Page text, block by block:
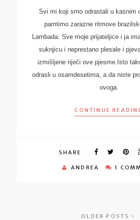
Svi mi koji smo odrastali u kasnim
pamtimo zarazne ritmove
Lambada. Sve moje prijateljice i ja
suknjicu i neprestano plesale i
izmišljene riječi ove pjesme.Isto
odrasli u osamdesetima, a da niste
ovoga.
CONTINUE
SHARE
ANDREA 1
OLDER POSTS